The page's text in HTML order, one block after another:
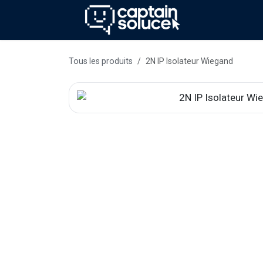
Se rendre au contenu
Tous les produits 2N IP Isolateur Wiegand